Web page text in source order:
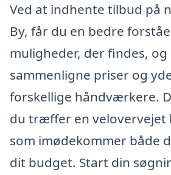
Ved at indhente tilbud på
By, får du en bedre
muligheder, der findes, og
sammenligne priser og
forskellige håndværkere.
du træffer en velovervejet
som imødekommer både
dit budget. Start din